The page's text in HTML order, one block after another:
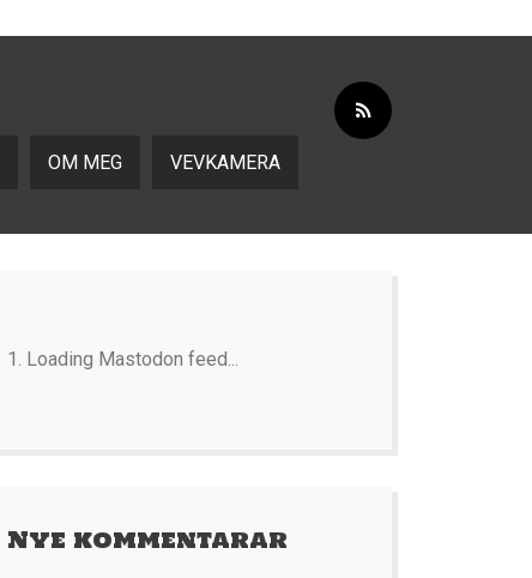
OM MEG VEVKAMERA
Loading Mastodon feed...
Nye kommentarar